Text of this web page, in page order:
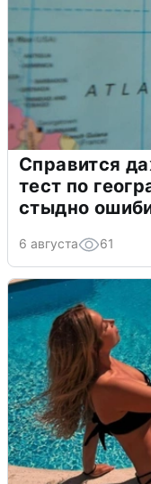
Справится
тест по
стыдно
6 августа 61